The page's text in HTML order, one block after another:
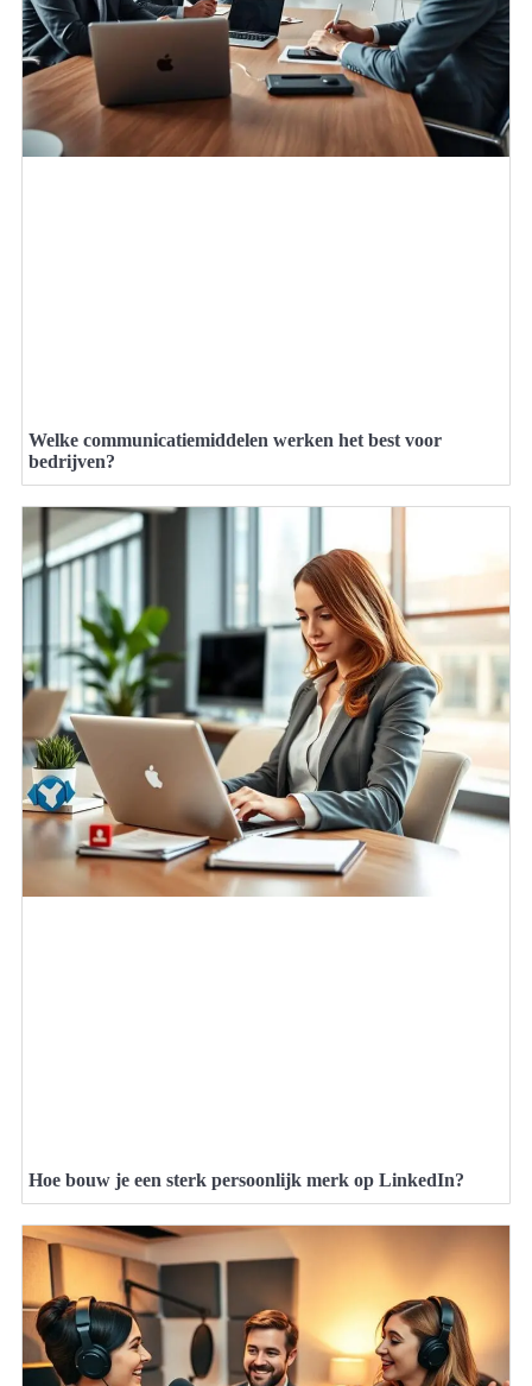
Welke communicatiemiddelen werken het best voor
bedrijven?
Hoe bouw je een sterk persoonlijk merk op LinkedIn?